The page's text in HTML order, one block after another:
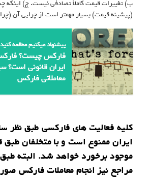
ب) تغییرات قیمت کاملاً تصادفی نیست. ج) اینکه چه
(پیشینه قیمت) بسیار مهمتر است از چرایی آن (چرا
پیشنهاد میکنیم مطالعه کنید
فارکس چیست؟
ایران قانونی است؟
معاملاتی فارکس
کلیه فعالیت های فارکسی طبق نظر
ایران ممنوع است و با متخلفان طبق
موجود برخورد خواهد شد. البته
مراجع نیز انجام معاملات فارکس